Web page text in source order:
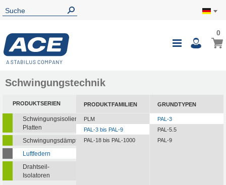
0
Schwingungstechnik
PRODUKTSERIEN
Schwingungsisolierende
Platten
Schwingungsdämpfer
Luftfedern
Drahtseil-
Isolatoren
PRODUKTFAMILIEN
PLM
PAL-3 bis PAL-9
PAL-18 bis PAL-1000
GRUNDTYPEN
PAL-3
PAL-5.5
PAL-9